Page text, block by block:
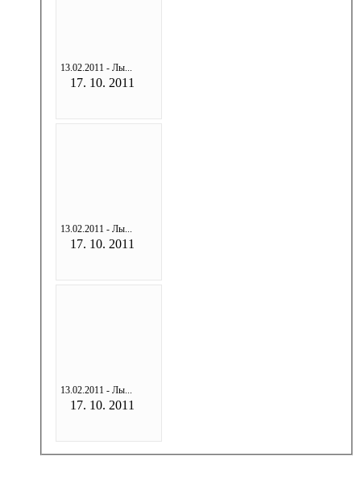
13.02.2011 - Лы...
17. 10. 2011
13.02.2011 - Лы...
17. 10. 2011
13.02.2011 - Лы...
17. 10. 2011